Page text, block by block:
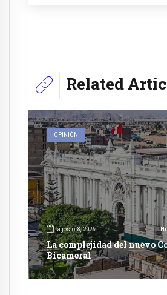
Related
OPINIÓN
agosto 8, 2026
La complejidad del nuevo
Bicameral